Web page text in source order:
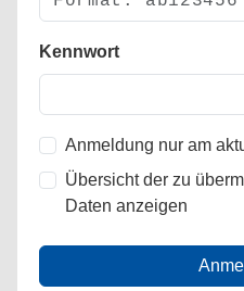
Kennwort
Anmeldung nur am
Übersicht der zu
Daten anzeigen